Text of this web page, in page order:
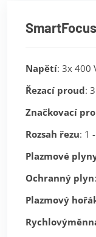
Napětí: 3x 400
Řezací proud:
Značkovací
Rozsah řezu: 1
Plazmové
Ochranný plyn
Plazmový